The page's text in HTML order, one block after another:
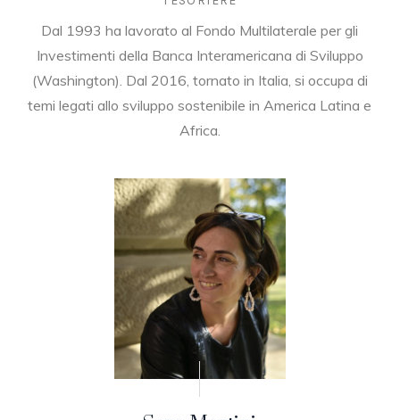
Dal 1993 ha lavorato al Fondo Multilaterale per gli
Investimenti della Banca Interamericana di Sviluppo
(Washington). Dal 2016, tornato in Italia, si occupa di
temi legati allo sviluppo sostenibile in America Latina e
Africa.